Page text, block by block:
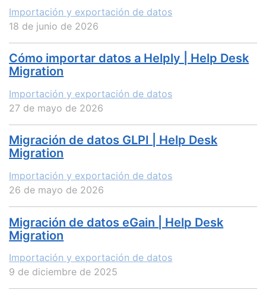
Importación y exportación de datos
18 de junio de 2026
Cómo importar datos a Helply | Help Desk
Migration
Importación y exportación de datos
27 de mayo de 2026
Migración de datos GLPI | Help Desk
Migration
Importación y exportación de datos
26 de mayo de 2026
Migración de datos eGain | Help Desk
Migration
Importación y exportación de datos
9 de diciembre de 2025